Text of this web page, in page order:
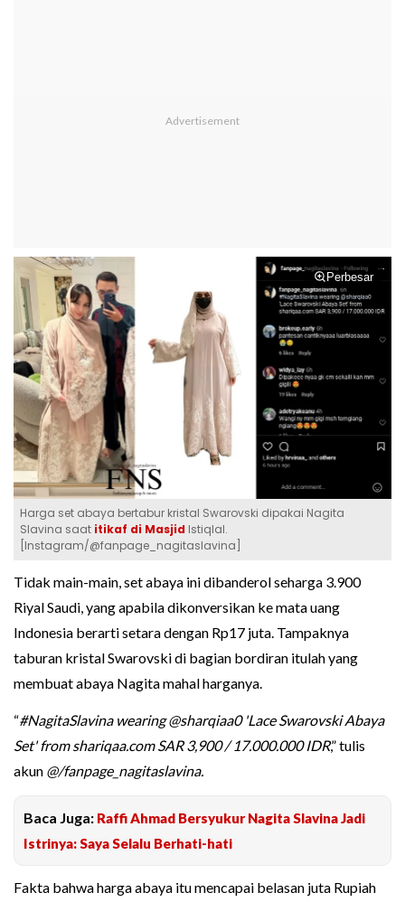
Perbesar
Harga set abaya bertabur kristal Swarovski dipakai Nagita
Slavina saat itikaf di Masjid Istiqlal.
[Instagram/@fanpage_nagitaslavina]
Tidak main-main, set abaya ini dibanderol seharga 3.900
Riyal Saudi, yang apabila dikonversikan ke mata uang
Indonesia berarti setara dengan Rp17 juta. Tampaknya
taburan kristal Swarovski di bagian bordiran itulah yang
membuat abaya Nagita mahal harganya.
“#NagitaSlavina wearing @sharqiaa0 'Lace Swarovski Abaya
Set' from shariqaa.com SAR 3,900 / 17.000.000 IDR,” tulis
akun @/fanpage_nagitaslavina.
Baca Juga: Raffi Ahmad Bersyukur Nagita Slavina Jadi
Istrinya: Saya Selalu Berhati-hati
Fakta bahwa harga abaya itu mencapai belasan juta Rupiah